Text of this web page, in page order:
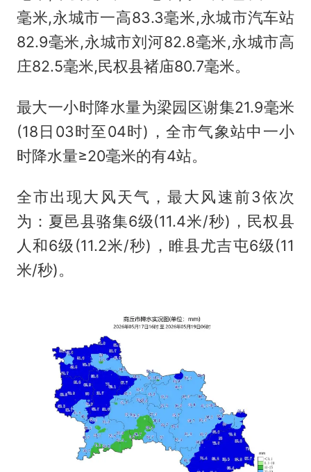
毫米,永城市一高83.3毫米,永城市汽车站
82.9毫米,永城市刘河82.8毫米,永城市高
庄82.5毫米,民权县褚庙80.7毫米。
最大一小时降水量为梁园区谢集21.9毫米
(18日03时至04时)，全市气象站中一小
时降水量≥20毫米的有4站。
全市出现大风天气，最大风速前3依次
为：夏邑县骆集6级(11.4米/秒)，民权县
人和6级(11.2米/秒)，睢县尤吉屯6级(11
米/秒)。